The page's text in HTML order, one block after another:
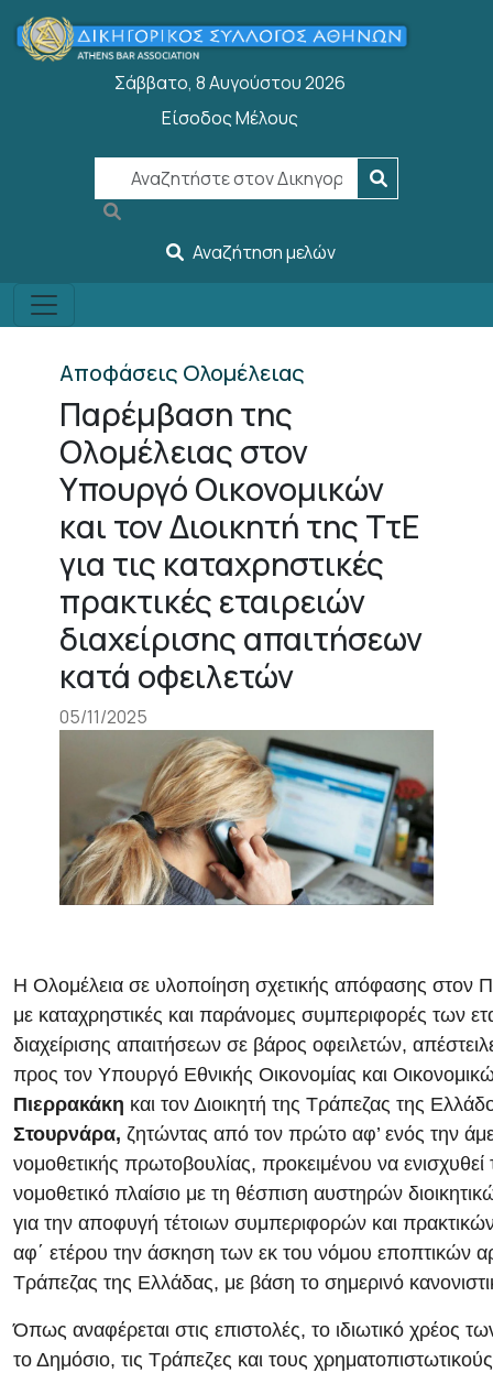
Παράκαμψη προς το κυρίως περιεχόμενο
Σάββατο, 8 Αυγούστου 2026
User account menu
Είσοδος Μέλους
Αναζήτηση μελών
Αποφάσεις Ολομέλειας
Παρέμβαση της
Ολομέλειας στον
Υπουργό Οικονομικών
και τον Διοικητή της ΤτΕ
για τις καταχρηστικές
πρακτικές εταιρειών
διαχείρισης απαιτήσεων
κατά οφειλετών
05/11/2025
H Ολομέλεια σε υλοποίηση σχετικής απόφασης στον
με καταχρηστικές και παράνομες συμπεριφορές των
διαχείρισης απαιτήσεων σε βάρος οφειλετών,
προς τον Υπουργό Εθνικής Οικονομίας και
Πιερρακάκη και τον Διοικητή της Τράπεζας της
Στουρνάρα, ζητώντας από τον πρώτο αφ’ ενός την
νομοθετικής πρωτοβουλίας, προκειμένου να ενισχυθεί
νομοθετικό πλαίσιο με τη θέσπιση αυστηρών
για την αποφυγή τέτοιων συμπεριφορών και
αφ΄ ετέρου την άσκηση των εκ του νόμου εποπτικών
Τράπεζας της Ελλάδας, με βάση το σημερινό
Όπως αναφέρεται στις επιστολές, το ιδιωτικό χρέος
το Δημόσιο, τις Τράπεζες και τους